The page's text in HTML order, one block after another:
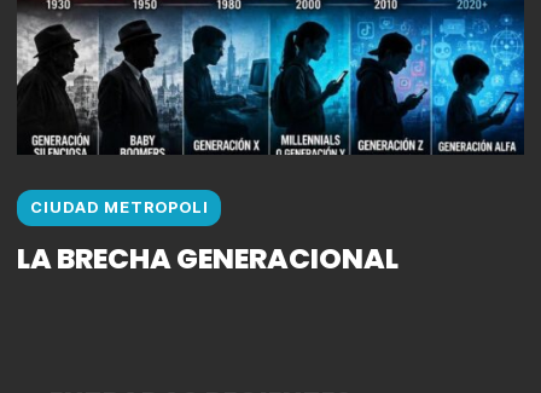
CIUDAD METROPOLI
LA BRECHA GENERACIONAL